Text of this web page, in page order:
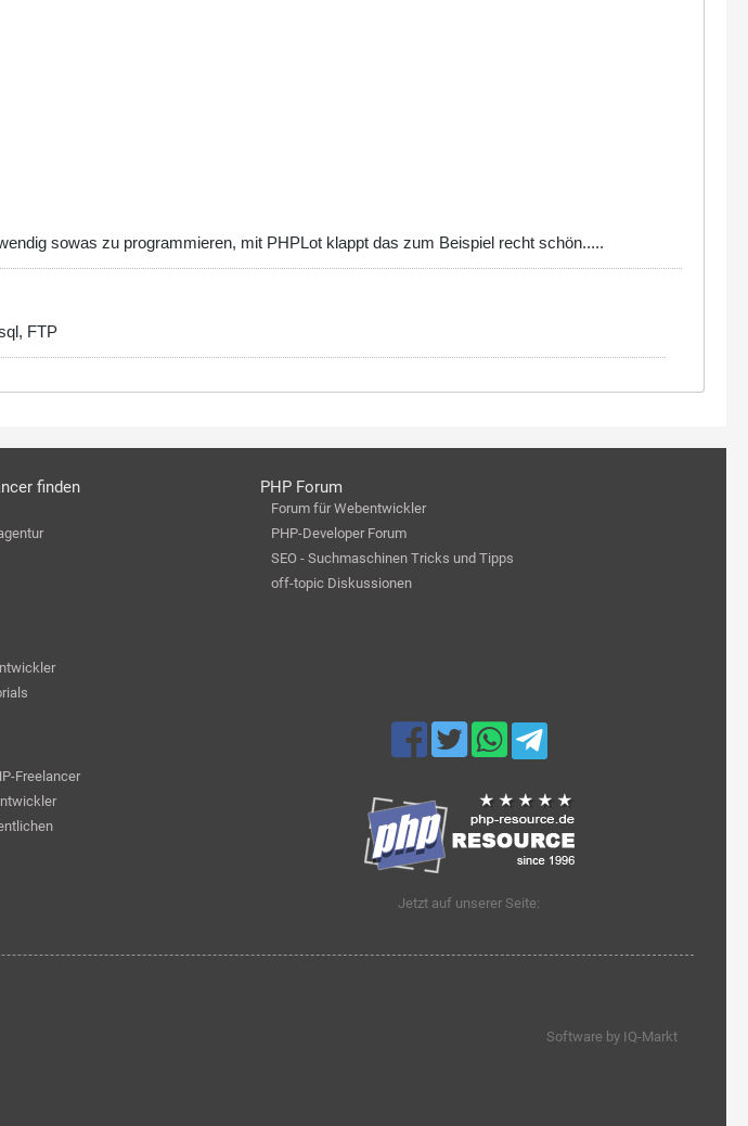
sowas zu programmieren, mit PHPLot klappt das zum Beispiel recht schön.....
FTP
finden PHP Forum
Forum für Webentwickler
PHP-Developer Forum
SEO - Suchmaschinen Tricks und Tipps
off-topic Diskussionen
Freelancer
Jetzt auf unserer Seite:
Software by IQ-Markt